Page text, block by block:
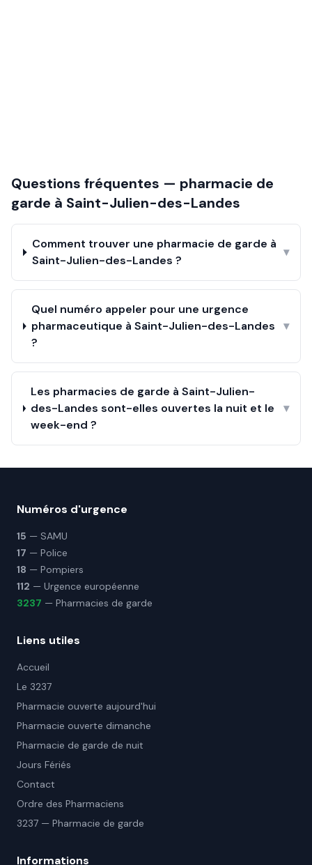
Questions fréquentes — pharmacie de
garde à Saint-Julien-des-Landes
Comment trouver une pharmacie de garde à
Saint-Julien-des-Landes ?
▾
Quel numéro appeler pour une urgence
pharmaceutique à Saint-Julien-des-Landes
?
▾
Les pharmacies de garde à Saint-Julien-
des-Landes sont-elles ouvertes la nuit et le
week-end ?
▾
Numéros d'urgence
15 — SAMU
17 — Police
18 — Pompiers
112 — Urgence européenne
3237 — Pharmacies de garde
Liens utiles
Accueil
Le 3237
Pharmacie ouverte aujourd'hui
Pharmacie ouverte dimanche
Pharmacie de garde de nuit
Jours Fériés
Contact
Ordre des Pharmaciens
3237 — Pharmacie de garde
Informations